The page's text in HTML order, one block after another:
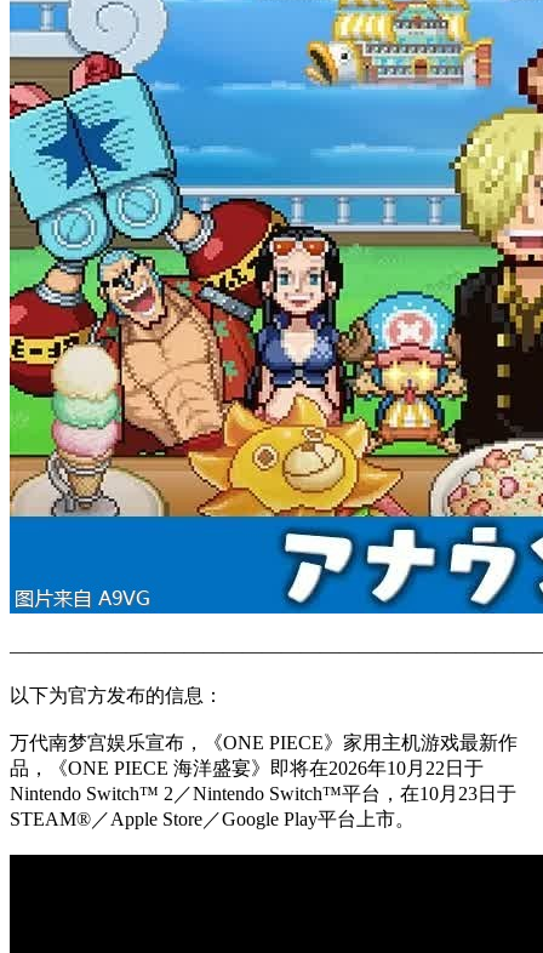
以下为官方发布的信息：
万代南梦宫娱乐宣布，《ONE PIECE》家用主机游戏最新作
品，《ONE PIECE 海洋盛宴》即将在2026年10月22日于
Nintendo Switch™ 2／Nintendo Switch™平台，在10月23日于
STEAM®／Apple Store／Google Play平台上市。